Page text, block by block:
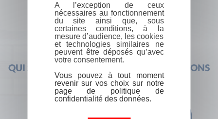
QUI SOMMES-NOUS ? FOIRE AUX QUESTIONS
A l’exception de ceux
nécessaires au fonctionnement
du site ainsi que, sous
certaines conditions, à la
mesure d’audience, les cookies
et technologies similaires ne
peuvent être déposés qu’avec
votre consentement.
Vous pouvez à tout moment
revenir sur vos choix sur notre
page de politique de
confidentialité des données.